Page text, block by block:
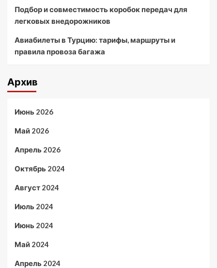
Подбор и совместимость коробок передач для
легковых внедорожников
Авиабилеты в Турцию: тарифы, маршруты и
правила провоза багажа
Архив
Июнь 2026
Май 2026
Апрель 2026
Октябрь 2024
Август 2024
Июль 2024
Июнь 2024
Май 2024
Апрель 2024